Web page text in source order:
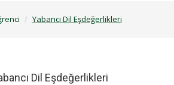
Yabancı Dil Eşdeğerlikleri
Dil Eşdeğerlikleri